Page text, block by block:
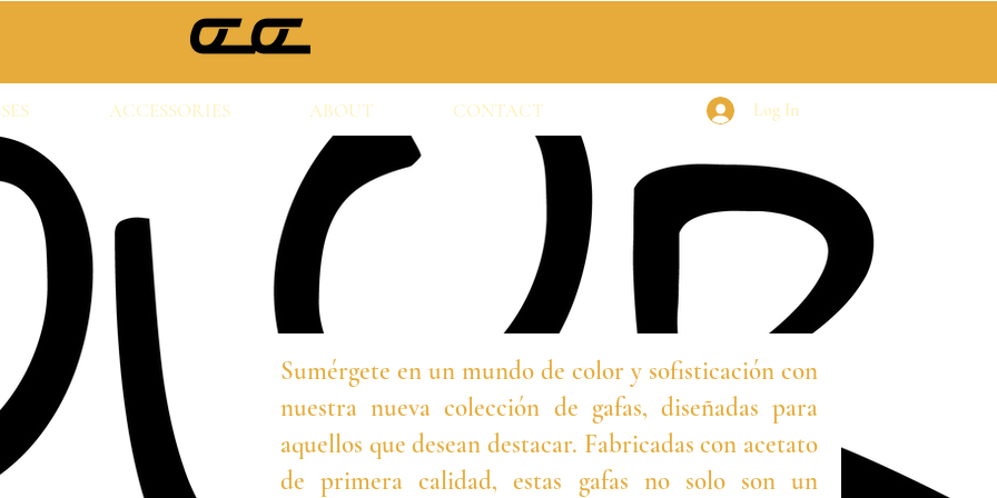
ACCESSORIES ABOUT CONTACT Log In
Sumérgete en un mundo de color y sofisticación con
nuestra nueva colección de gafas, diseñadas para
aquellos que desean destacar. Fabricadas con acetato
de primera calidad, estas gafas no solo son un